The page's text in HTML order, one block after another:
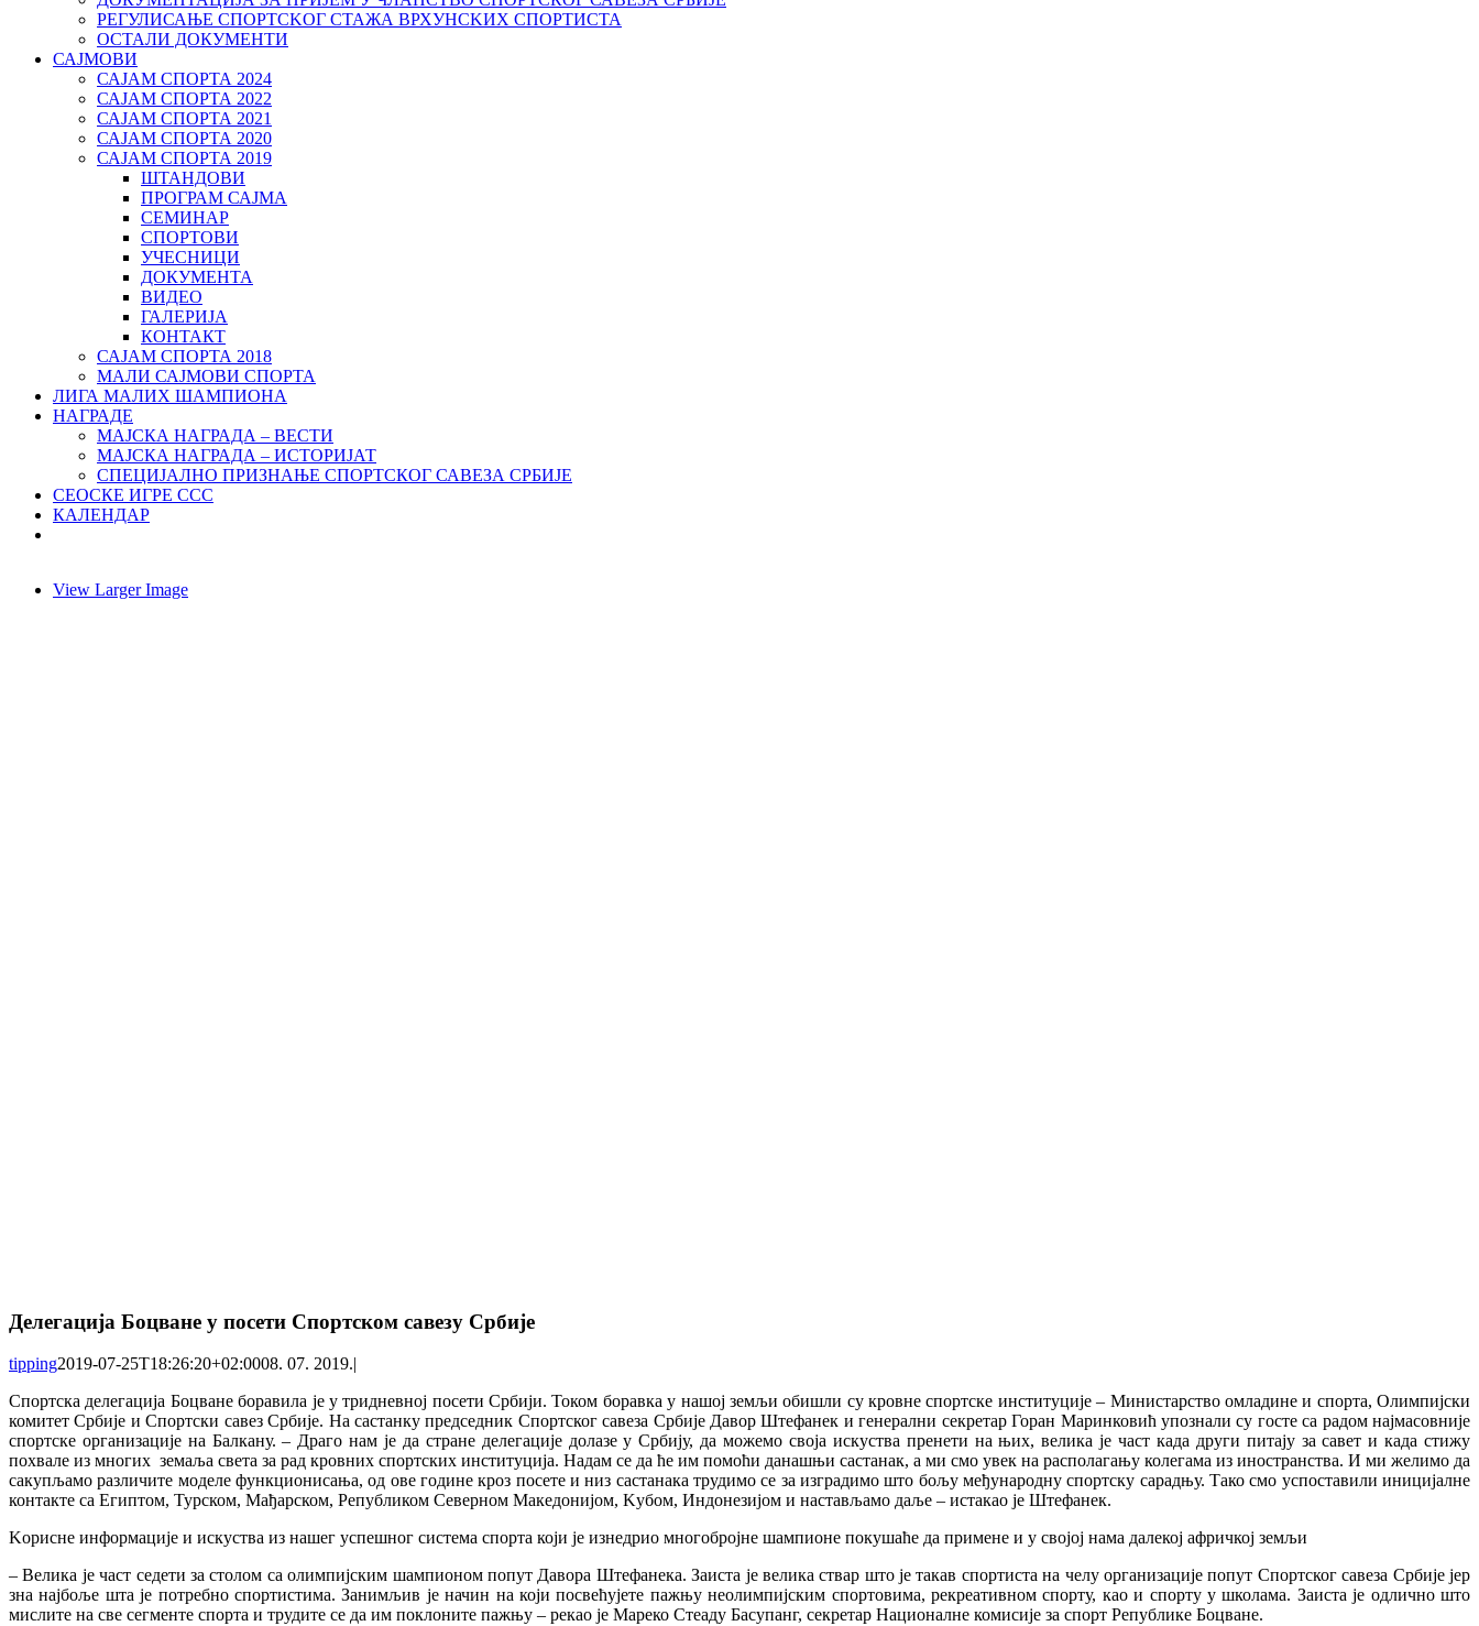
РЕГУЛИСАЊЕ СПОРТСKОГ СТАЖА ВРХУНСKИХ СПОРТИСТА
ОСТАЛИ ДОКУМЕНТИ
САЈМОВИ
САЈАМ СПОРТА 2024
САЈАМ СПОРТА 2022
САЈАМ СПОРТА 2021
САЈАМ СПОРТА 2020
САЈАМ СПОРТА 2019
ШТАНДОВИ
ПРОГРАМ САЈМА
СЕМИНАР
СПОРТОВИ
УЧЕСНИЦИ
ДОКУМЕНТА
ВИДЕО
ГАЛЕРИЈА
КОНТАКТ
САЈАМ СПОРТА 2018
МАЛИ САЈМОВИ СПОРТА
ЛИГА МАЛИХ ШАМПИОНА
НАГРАДЕ
МАЈСКА НАГРАДА – ВЕСТИ
МАЈСКА НАГРАДА – ИСТОРИЈАТ
СПЕЦИЈАЛНО ПРИЗНАЊЕ СПОРТСКОГ САВЕЗА СРБИЈЕ
СЕОСКЕ ИГРЕ ССС
КАЛЕНДАР
View Larger Image
Делегација Боцване у посети Спортском савезу Србије
tipping2019-07-25T18:26:20+02:0008. 07. 2019.|
Спортска делегација Боцване боравила је у тридневној посети Србији. Током боравка у нашој земљи обишли су кровне спортске институције – Министарство омладине и спорта, Олимпијски
комитет Србије и Спортски савез Србије. На састанку председник Спортског савеза Србије Давор Штефанек и генерални секретар Горан Маринковић упознали су госте са радом најмасовније
спортске организације на Балкану. – Драго нам је да стране делегације долазе у Србију, да можемо своја искуства пренети на њих, велика је част када други питају за савет и када стижу
похвале из многих земаља света за рад кровних спортских институција. Надам се да ће им помоћи данашњи састанак, а ми смо увек на располагању колегама из иностранства. И ми желимо да
сакупљамо различите моделе функционисања, од ове године кроз посете и низ састанака трудимо се за изградимо што бољу међународну спортску сарадњу. Тако смо успоставили иницијалне
контакте са Египтом, Турском, Мађарском, Републиком Северном Македонијом, Kубом, Индонезијом и настављамо даље – истакао је Штефанек.
Kорисне информације и искуства из нашег успешног система спорта који је изнедрио многобројне шампионе покушаће да примене и у својој нама далекој афричкој земљи
– Велика је част седети за столом са олимпијским шампионом попут Давора Штефанека. Заиста је велика ствар што је такав спортиста на челу организације попут Спортског савеза Србије јер
зна најбоље шта је потребно спортистима. Занимљив је начин на који посвећујете пажњу неолимпијским спортовима, рекреативном спорту, као и спорту у школама. Заиста је одлично што
мислите на све сегменте спорта и трудите се да им поклоните пажњу – рекао је Мареко Стеадy Басупанг, секретар Националне комисије за спорт Републике Боцване.